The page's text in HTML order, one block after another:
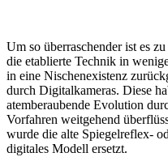
Um so überraschender ist es
die etablierte Technik in
in eine Nischenexistenz
durch Digitalkameras. Diese
atemberaubende Evolution
Vorfahren weitgehend
wurde die alte Spiegelreflex-
digitales Modell ersetzt.